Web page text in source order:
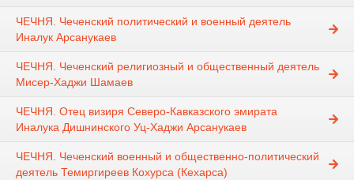
ЧЕЧНЯ. Чеченский политический и военный деятель
Иналук Арсанукаев
ЧЕЧНЯ. Чеченский религиозный и общественный деятель
Мисер-Хаджи Шамаев
ЧЕЧНЯ. Отец визиря Северо-Кавказского эмирата
Иналука Дишнинского Уц-Хаджи Арсанукаев
ЧЕЧНЯ. Чеченский военный и общественно-политический
деятель Темиргиреев Кохурса (Кехарса)